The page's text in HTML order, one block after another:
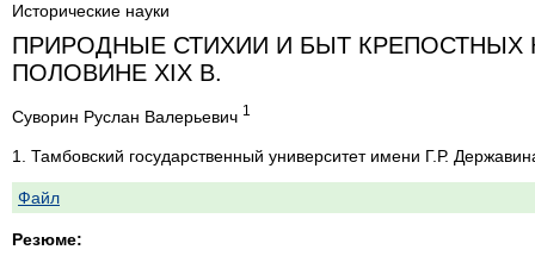
Исторические науки
ПРИРОДНЫЕ СТИХИИ И БЫТ КРЕПОСТНЫХ
ПОЛОВИНЕ XIX В.
Суворин Руслан Валерьевич 1
1. Тамбовский государственный университет имени Г.Р.
Файл
Резюме: